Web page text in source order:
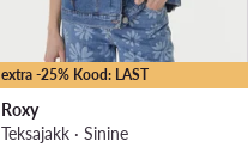
extra -25% Kood: LAST
Roxy
Teksajakk · Sinine